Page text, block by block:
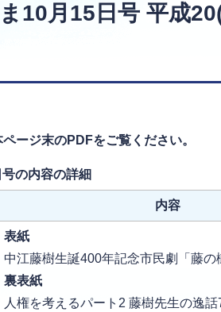
10月15日号 平成
ージ末のPDFをご覧ください。
の内容の詳細
内容
表紙
中江藤樹生誕400年記念市民劇「藤の
裏表紙
人権を考えるパート2 藤樹先生の逸話